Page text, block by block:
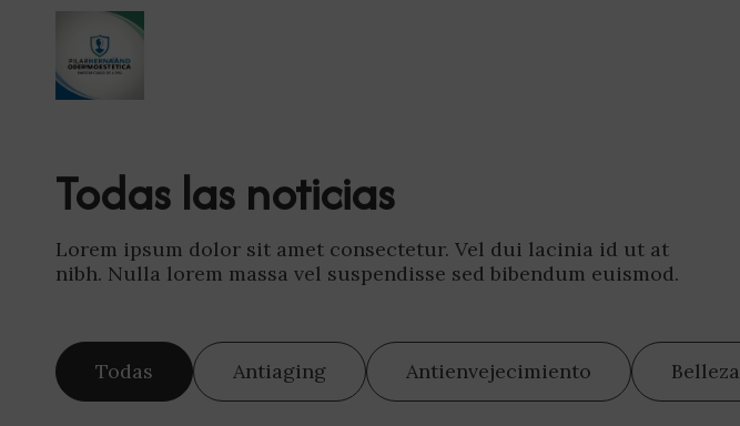
Todas las noticias
Lorem ipsum dolor sit amet consectetur. Vel dui lacinia id ut at
nibh. Nulla lorem massa vel suspendisse sed bibendum euismod.
Todas Antiaging Antienvejecimiento Belleza